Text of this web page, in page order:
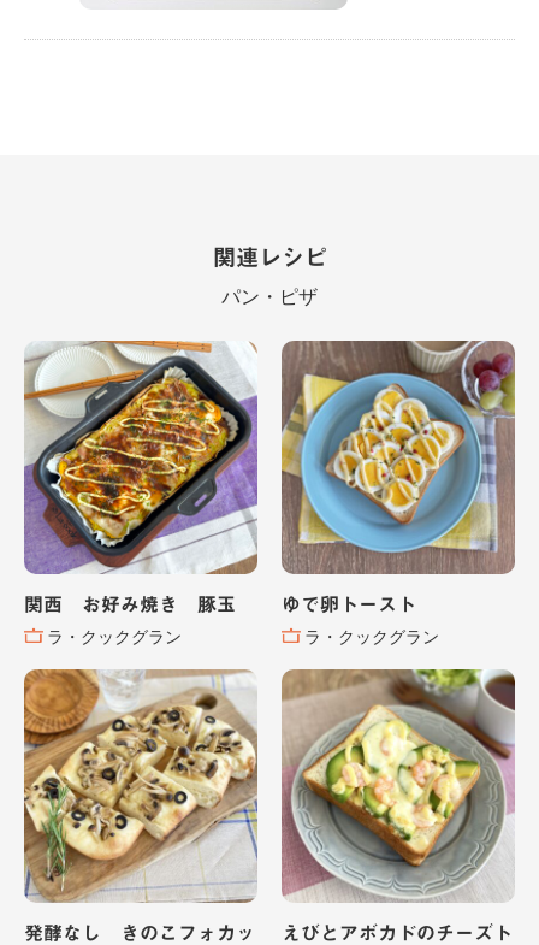
関連レシピ
パン・ピザ
関西 お好み焼き 豚玉
ラ・クックグラン
ゆで卵トースト
ラ・クックグラン
発酵なし きのこフォカッ
えびとアボカドのチーズト